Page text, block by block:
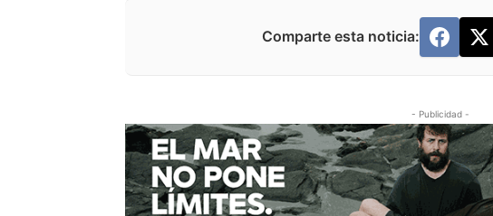
Comparte esta noticia:
- Publicidad -